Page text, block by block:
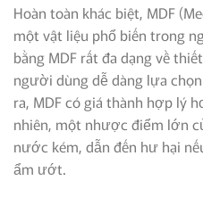
Hoàn toàn khác biệt, MDF
một vật liệu phổ biến trong
bằng MDF rất đa dạng về
người dùng dễ dàng lựa
ra, MDF có giá thành hợp lý
nhiên, một nhược điểm lớn
nước kém, dẫn đến hư hại
ẩm ướt.